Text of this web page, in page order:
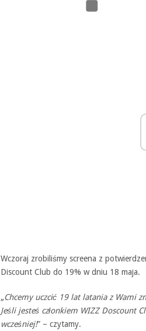
Wczoraj zrobiliśmy screena z
Discount Club do 19% w dniu 18 maja.
„Chcemy uczcić 19 lat latania z Wami
Jeśli jesteś członkiem WIZZ Doscount
wcześniej!” – czytamy.